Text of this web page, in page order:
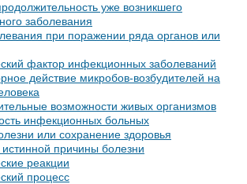
уже возникшего
заболевания
при поражении ряда органов или
фактор инфекционных заболеваний
действие микробов-возбудителей на
возможности живых организмов
инфекционных больных
или сохранение здоровья
причины болезни
реакции
процесс